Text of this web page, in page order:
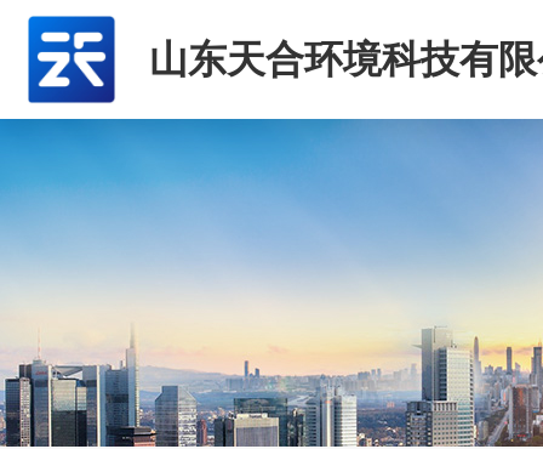
山东天合环境科技有